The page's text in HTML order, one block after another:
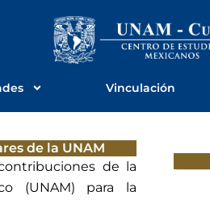
Vinculación
de la UNAM
de la
(UNAM) para la